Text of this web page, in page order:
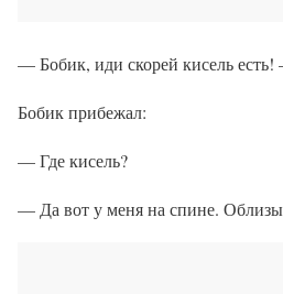
— Бобик, иди скорей кисель есть!
Бобик прибежал:
— Где кисель?
— Да вот у меня на спине.